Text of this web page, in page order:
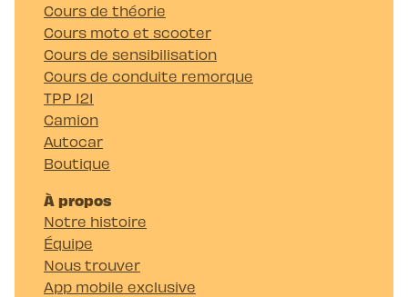
Cours de théorie
Cours moto et scooter
Cours de sensibilisation
Cours de conduite remorque
TPP 121
Camion
Autocar
Boutique
À propos
Notre histoire
Équipe
Nous trouver
App mobile exclusive